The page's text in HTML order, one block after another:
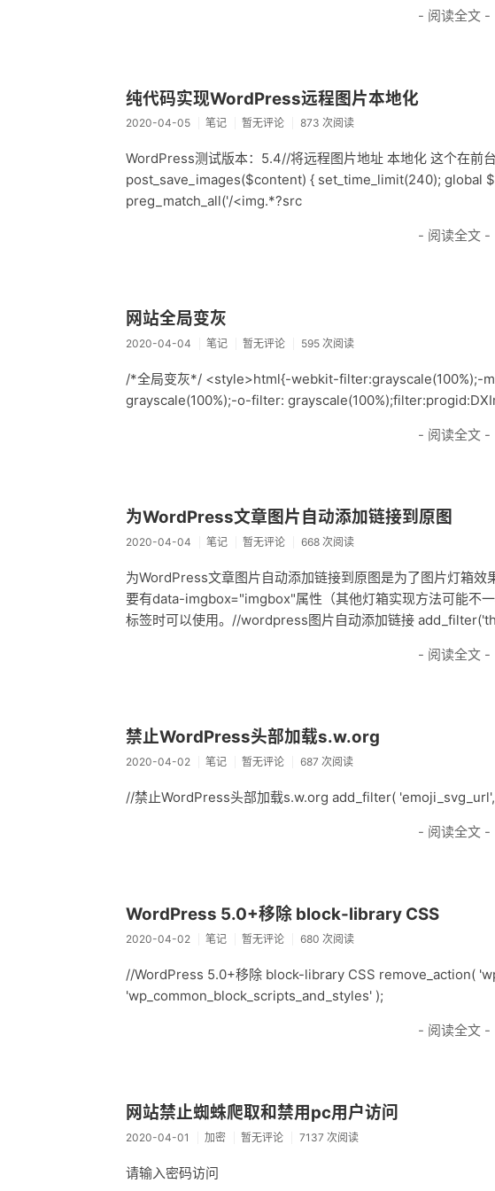
- 阅读全文 -
纯代码实现WordPress远程图片本地化
2020-04-05 笔记 暂无评论 873 次阅读
WordPress测试版本：5.4//将远程图片地址 本地化 这个在前
post_save_images($content) { set_time_limit(240); global
preg_match_all('/<img.*?src
- 阅读全文 -
网站全局变灰
2020-04-04 笔记 暂无评论 595 次阅读
/*全局变灰*/ <style>html{-webkit-filter:grayscale(100%);-
grayscale(100%);-o-filter:
- 阅读全文 -
为WordPress文章图片自动添加链接到原图
2020-04-04 笔记 暂无评论 668 次阅读
为WordPress文章图片自动添加链接到原图是为了图片灯箱效
要有data-imgbox="imgbox"属性（其他灯箱实现方法可能不
标签时可以使用。//wordpress图片自动添加链接
- 阅读全文 -
禁止WordPress头部加载s.w.org
2020-04-02 笔记 暂无评论 687 次阅读
//禁止WordPress头部加载s.w.org add_filter(
- 阅读全文 -
WordPress 5.0+移除 block-library CSS
2020-04-02 笔记 暂无评论 680 次阅读
//WordPress 5.0+移除 block-library CSS remove_action(
'wp_common_block_scripts_and_styles' );
- 阅读全文 -
网站禁止蜘蛛爬取和禁用pc用户访问
2020-04-01 加密 暂无评论 7137 次阅读
请输入密码访问